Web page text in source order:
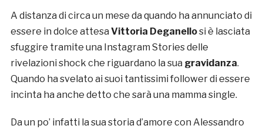
A distanza di circa un mese da quando ha annunciato di
essere in dolce attesa Vittoria Deganellosi è lasciata
sfuggire tramite una Instagram Stories delle
rivelazioni shock che riguardano la sua gravidanza.
Quando ha svelato ai suoi tantissimi follower di essere
incinta ha anche detto che sarà una mamma single.
Da un po’ infatti la sua storia d’amore con Alessandro